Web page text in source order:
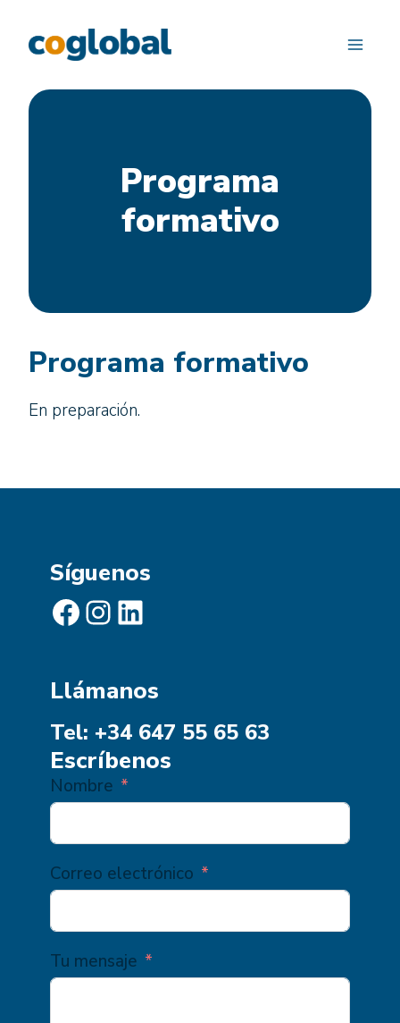
contenido
Programa
formativo
Programa formativo
En preparación.
Síguenos
Facebook Instagram LinkedIn
Llámanos
Tel: +34 647 55 65 63
Escríbenos
Nombre
Correo electrónico
Tu mensaje